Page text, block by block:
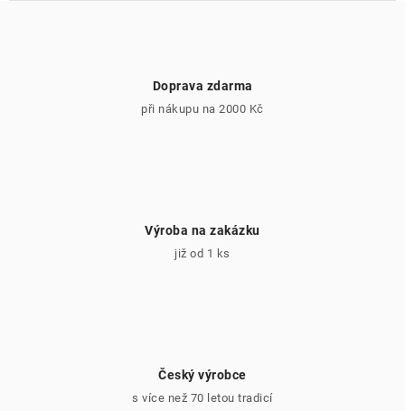
Doprava zdarma
při nákupu na 2000 Kč
Výroba na zakázku
již od 1 ks
Český výrobce
s více než 70 letou tradicí